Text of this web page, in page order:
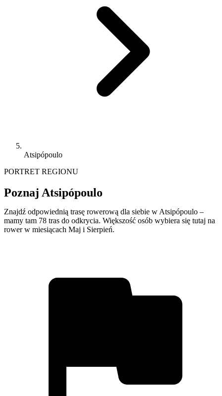
Atsipópoulo
PORTRET REGIONU
Poznaj Atsipópoulo
Znajdź odpowiednią trasę rowerową dla siebie w Atsipópoulo –
mamy tam 78 tras do odkrycia. Większość osób wybiera się tutaj na
rower w miesiącach Maj i Sierpień.